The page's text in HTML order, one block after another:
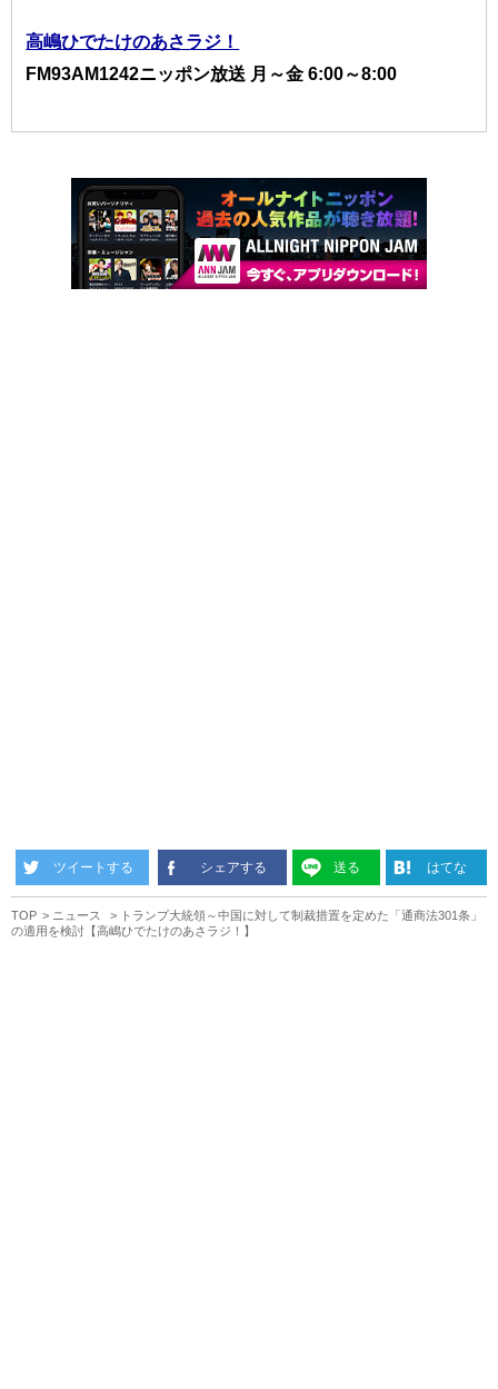
高嶋ひでたけのあさラジ！
FM93AM1242ニッポン放送 月～金 6:00～8:00
ツイートする シェアする 送る はてな
TOP ニュース
トランプ大統領～中国に対して制裁措置を定めた「通商法301条」
の適用を検討【高嶋ひでたけのあさラジ！】